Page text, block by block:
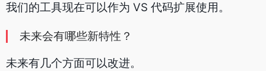
我们的工具现在可以作为 VS 代码扩展使用。
未来会有哪些新特性？
未来有几个方面可以改进。